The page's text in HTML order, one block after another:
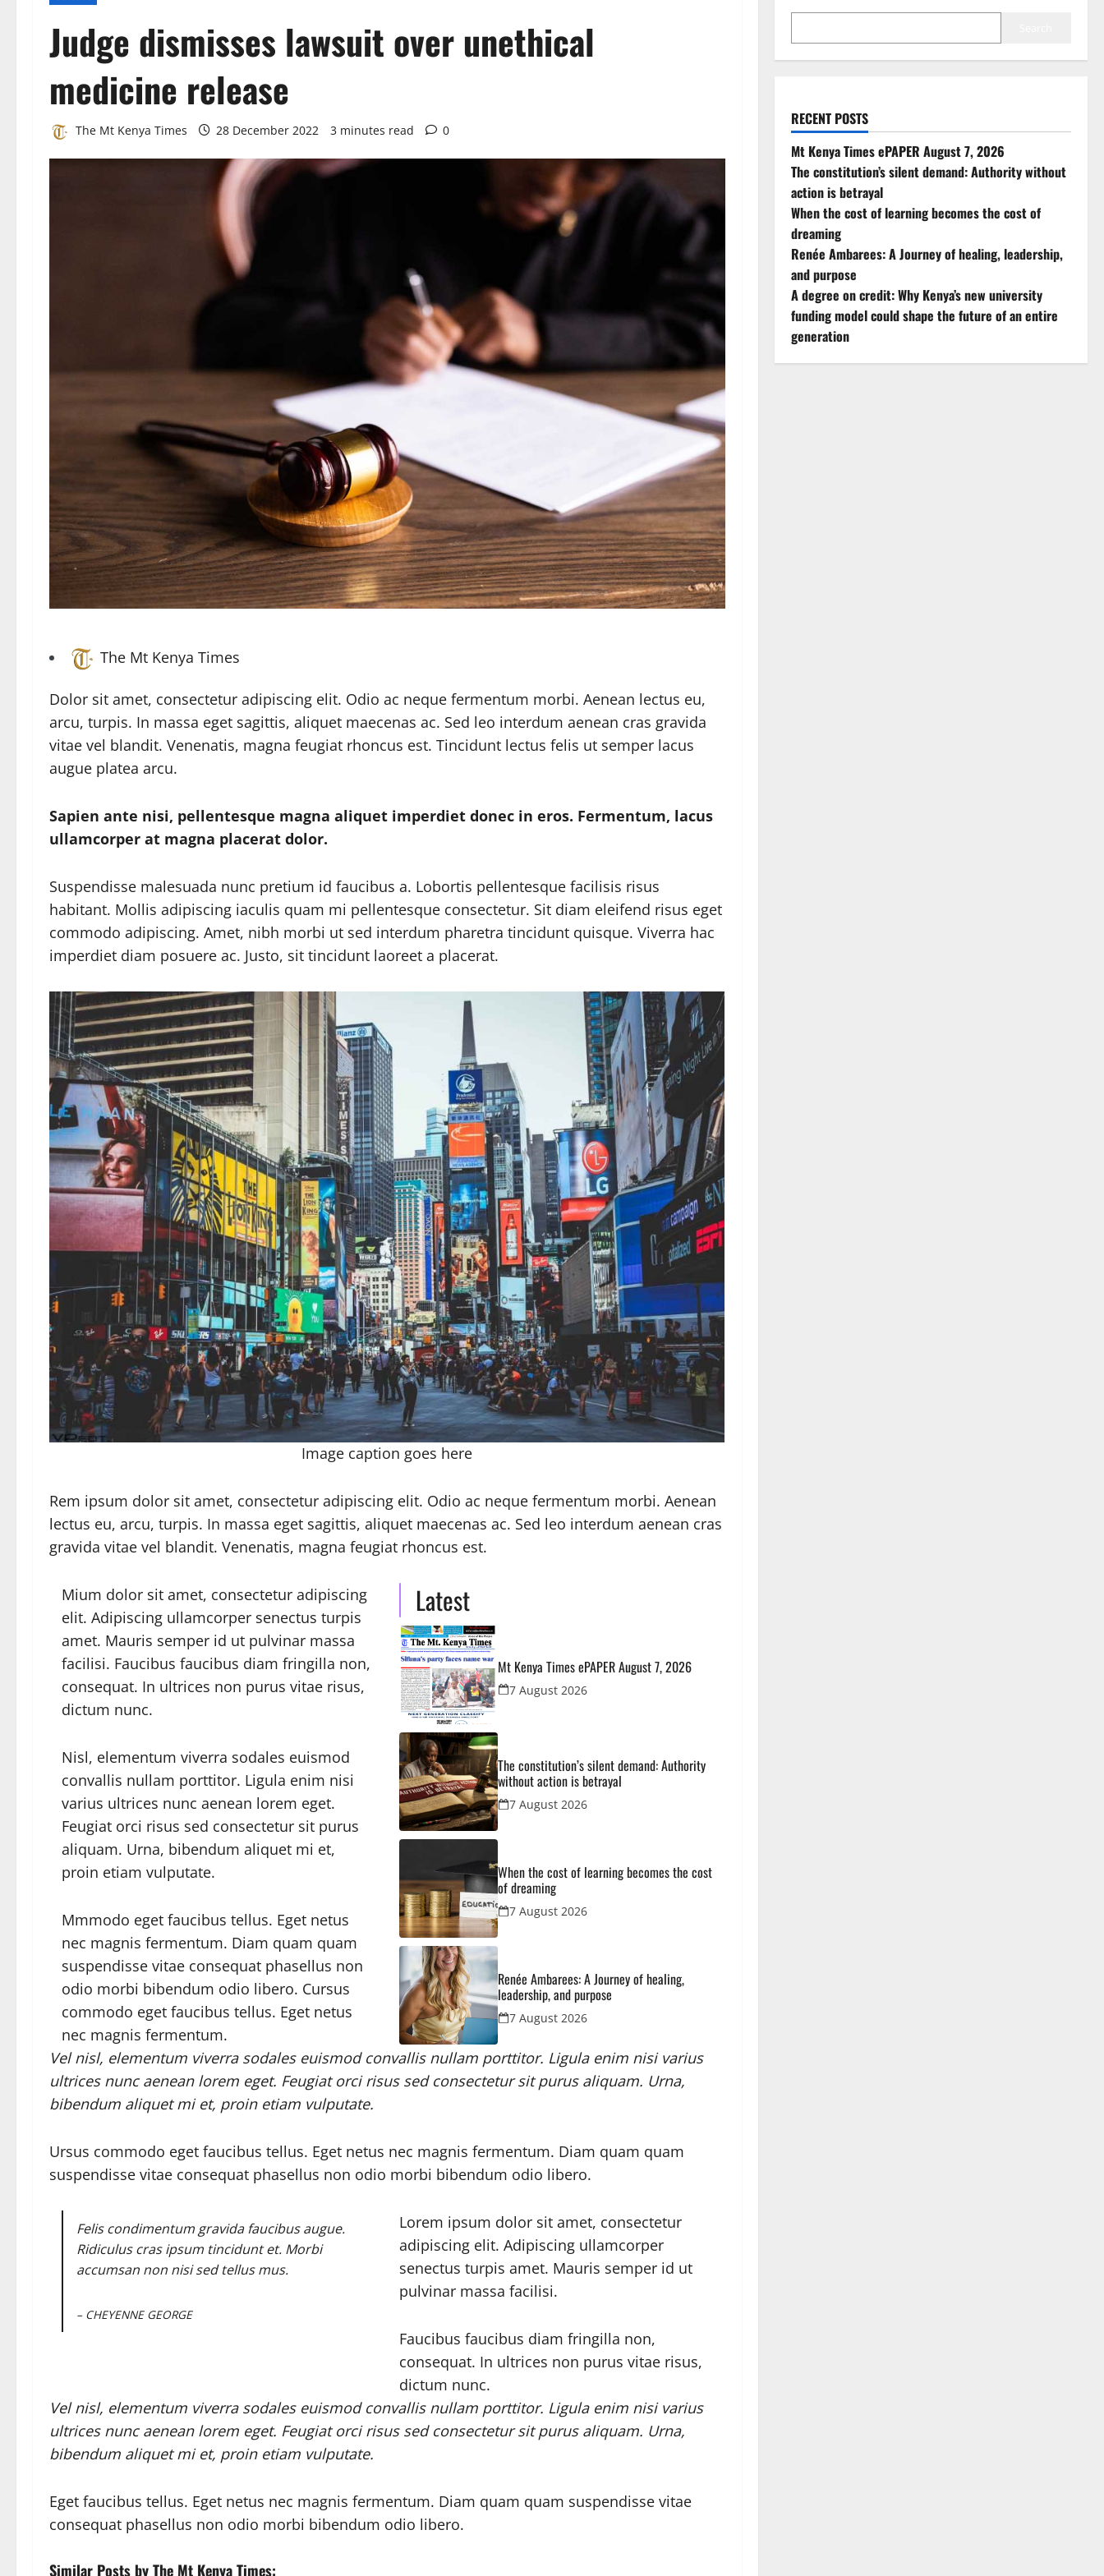
Judge dismisses lawsuit over unethical
medicine release
The Mt Kenya Times 28 December 2022 3 minutes read 0
The Mt Kenya Times
Dolor sit amet, consectetur adipiscing elit. Odio ac neque fermentum morbi. Aenean lectus eu,
arcu, turpis. In massa eget sagittis, aliquet maecenas ac. Sed leo interdum aenean cras gravida
vitae vel blandit. Venenatis, magna feugiat rhoncus est. Tincidunt lectus felis ut semper lacus
augue platea arcu.
Sapien ante nisi, pellentesque magna aliquet imperdiet donec in eros. Fermentum, lacus
ullamcorper at magna placerat dolor.
Suspendisse malesuada nunc pretium id faucibus a. Lobortis pellentesque facilisis risus
habitant. Mollis adipiscing iaculis quam mi pellentesque consectetur. Sit diam eleifend risus eget
commodo adipiscing. Amet, nibh morbi ut sed interdum pharetra tincidunt quisque. Viverra hac
imperdiet diam posuere ac. Justo, sit tincidunt laoreet a placerat.
Image caption goes here
Rem ipsum dolor sit amet, consectetur adipiscing elit. Odio ac neque fermentum morbi. Aenean
lectus eu, arcu, turpis. In massa eget sagittis, aliquet maecenas ac. Sed leo interdum aenean cras
gravida vitae vel blandit. Venenatis, magna feugiat rhoncus est.
Mium dolor sit amet, consectetur adipiscing
elit. Adipiscing ullamcorper senectus turpis
amet. Mauris semper id ut pulvinar massa
facilisi. Faucibus faucibus diam fringilla non,
consequat. In ultrices non purus vitae risus,
dictum nunc.
Nisl, elementum viverra sodales euismod
convallis nullam porttitor. Ligula enim nisi
varius ultrices nunc aenean lorem eget.
Feugiat orci risus sed consectetur sit purus
aliquam. Urna, bibendum aliquet mi et,
proin etiam vulputate.
Mmmodo eget faucibus tellus. Eget netus
nec magnis fermentum. Diam quam quam
suspendisse vitae consequat phasellus non
odio morbi bibendum odio libero. Cursus
commodo eget faucibus tellus. Eget netus
nec magnis fermentum.
Latest
Mt Kenya Times ePAPER August 7, 2026
7 August 2026
The constitution’s silent demand: Authority
without action is betrayal
7 August 2026
When the cost of learning becomes the cost
of dreaming
7 August 2026
Renée Ambarees: A Journey of healing,
leadership, and purpose
7 August 2026
Vel nisl, elementum viverra sodales euismod convallis nullam porttitor. Ligula enim nisi varius
ultrices nunc aenean lorem eget. Feugiat orci risus sed consectetur sit purus aliquam. Urna,
bibendum aliquet mi et, proin etiam vulputate.
Ursus commodo eget faucibus tellus. Eget netus nec magnis fermentum. Diam quam quam
suspendisse vitae consequat phasellus non odio morbi bibendum odio libero.
Felis condimentum gravida faucibus augue.
Ridiculus cras ipsum tincidunt et. Morbi
accumsan non nisi sed tellus mus.
– CHEYENNE GEORGE
Lorem ipsum dolor sit amet, consectetur
adipiscing elit. Adipiscing ullamcorper
senectus turpis amet. Mauris semper id ut
pulvinar massa facilisi.
Faucibus faucibus diam fringilla non,
consequat. In ultrices non purus vitae risus,
dictum nunc.
Vel nisl, elementum viverra sodales euismod convallis nullam porttitor. Ligula enim nisi varius
ultrices nunc aenean lorem eget. Feugiat orci risus sed consectetur sit purus aliquam. Urna,
bibendum aliquet mi et, proin etiam vulputate.
Eget faucibus tellus. Eget netus nec magnis fermentum. Diam quam quam suspendisse vitae
consequat phasellus non odio morbi bibendum odio libero.
Similar Posts by The Mt Kenya Times:
RECENT POSTS
Mt Kenya Times ePAPER August 7, 2026
The constitution’s silent demand: Authority without
action is betrayal
When the cost of learning becomes the cost of
dreaming
Renée Ambarees: A Journey of healing, leadership,
and purpose
A degree on credit: Why Kenya’s new university
funding model could shape the future of an entire
generation